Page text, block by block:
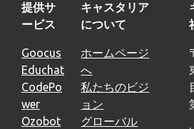
提供サ
ービス
Goocus
Educhat
CodePo
wer
Ozobot
キャスタリア
について
ホームページ
へ
私たちのビジ
ョン
グローバル